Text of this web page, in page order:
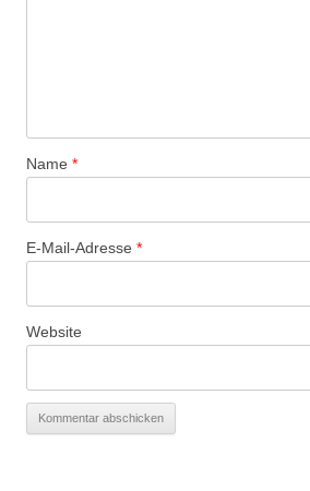
Name *
E-Mail-Adresse *
Website